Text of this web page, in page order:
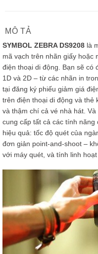
MÔ TẢ
SYMBOL ZEBRA DS9208 là
mã vạch trên nhãn giấy hoặc
điện thoại di động. Bạn sẽ có
1D và 2D – từ các nhãn in
tại đăng ký phiếu giảm giá
trên điện thoại di động và thẻ
và thậm chí cả vé nhà hát.
cung cấp tất cả các tính
hiệu quả: tốc độ quét của
đơn giản point-and-shoot –
với máy quét, và tính linh